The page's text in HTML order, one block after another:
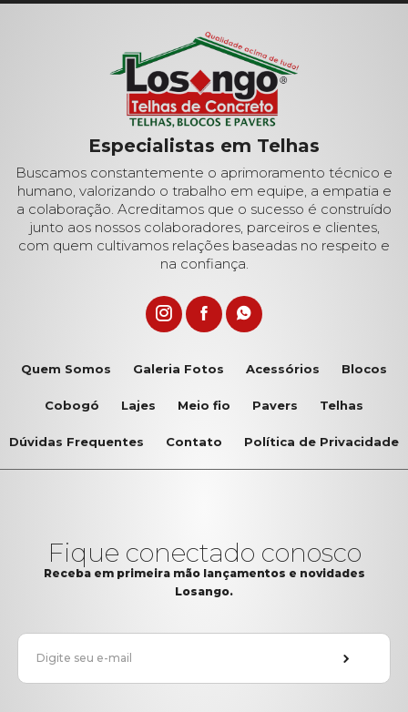
Especialistas em Telhas
Buscamos constantemente o aprimoramento técnico e
humano, valorizando o trabalho em equipe, a empatia e
a colaboração. Acreditamos que o sucesso é construído
junto aos nossos colaboradores, parceiros e clientes,
com quem cultivamos relações baseadas no respeito e
na confiança.
Quem Somos Galeria Fotos Acessórios Blocos
Cobogó Lajes Meio fio Pavers Telhas
Dúvidas Frequentes Contato Política de Privacidade
Fique conectado conosco
Receba em primeira mão lançamentos e novidades
Losango.